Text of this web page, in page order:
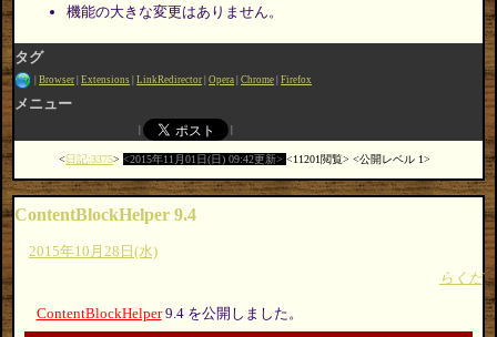
機能の大きな変更はありません。
タグ
Browser Extensions LinkRedirector Opera Chrome Firefox
メニュー
日記:3375 2015年11月01日(日) 09:42更新 11201閲覧 公開レベル 1
ContentBlockHelper 9.4
2015年10月28日(水)
らくだ
ContentBlockHelper9.4 を公開しました。